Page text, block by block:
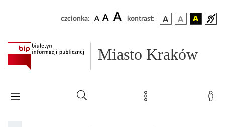
czcionka: A A A kontrast:
Miasto Kraków